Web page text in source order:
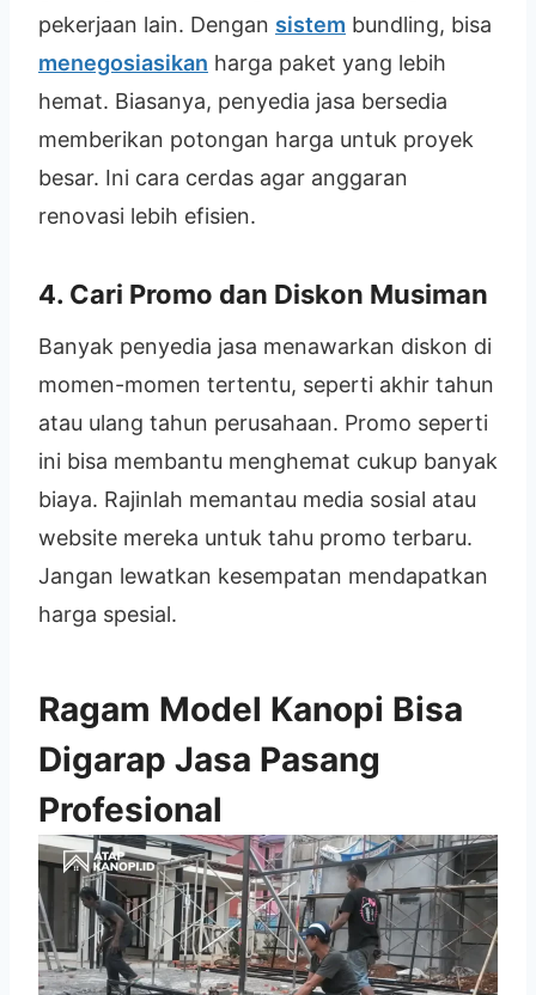
pekerjaan lain. Dengan sistem bundling, bisa
menegosiasikan harga paket yang lebih
hemat. Biasanya, penyedia jasa bersedia
memberikan potongan harga untuk proyek
besar. Ini cara cerdas agar anggaran
renovasi lebih efisien.
4. Cari Promo dan Diskon Musiman
Banyak penyedia jasa menawarkan diskon di
momen-momen tertentu, seperti akhir tahun
atau ulang tahun perusahaan. Promo seperti
ini bisa membantu menghemat cukup banyak
biaya. Rajinlah memantau media sosial atau
website mereka untuk tahu promo terbaru.
Jangan lewatkan kesempatan mendapatkan
harga spesial.
Ragam Model Kanopi Bisa
Digarap Jasa Pasang
Profesional